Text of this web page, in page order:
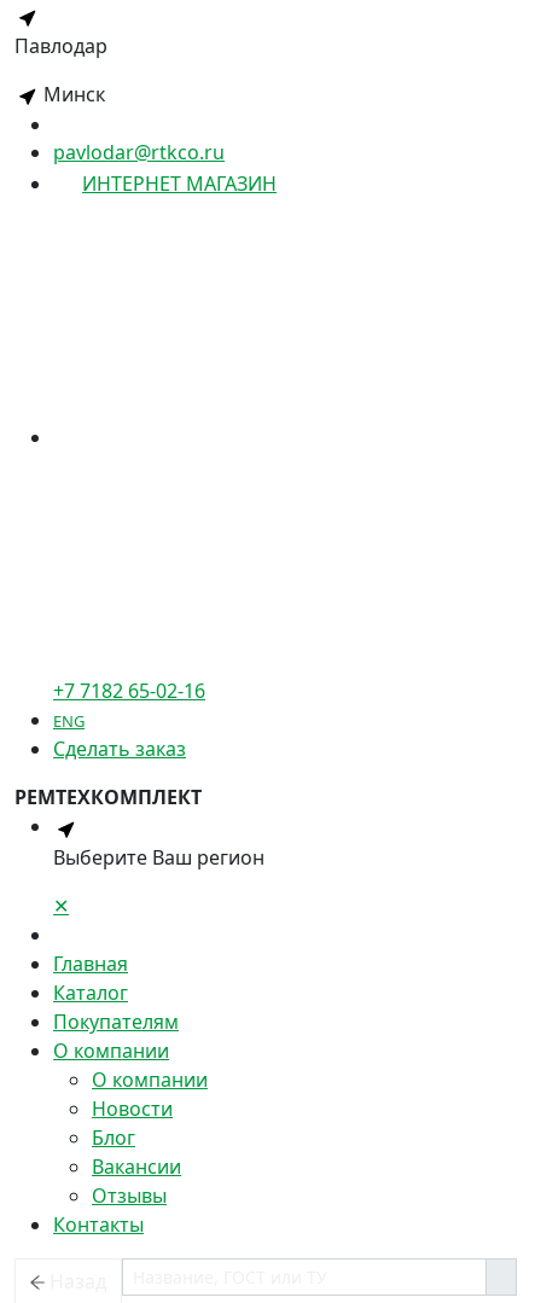
Павлодар
Минск
pavlodar@rtkco.ru
ИНТЕРНЕТ МАГАЗИН
+7 7182 65-02-16
ENG
Сделать заказ
РЕМТЕХКОМПЛЕКТ
Выберите Ваш регион
✕
Главная
Каталог
Покупателям
О компании
О компании
Новости
Блог
Вакансии
Отзывы
Контакты